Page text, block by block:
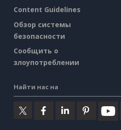
Content Guidelines
Обзор системы
безопасности
Сообщить о
злоупотреблении
Найти нас на